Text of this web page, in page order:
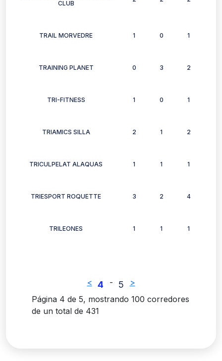
CLUB
TRAIL MORVEDRE 1 0 1
TRAINING PLANET 0 3 2
TRI-FITNESS 1 0 1
TRIAMICS SILLA 2 1 2
TRICULPELAT ALAQUAS 1 1 1
TRIESPORT ROQUETTE 3 2 4
TRILEONES 1 1 1
< 4 - 5
>
Página 4 de 5, mostrando 100 corredores
de un total de 431